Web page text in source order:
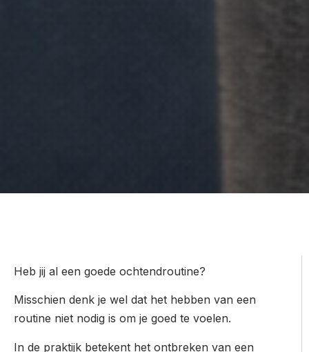
Heb jij al een goede ochtendroutine?
Misschien denk je wel dat het hebben van een
routine niet nodig is om je goed te voelen.
In de praktijk betekent het ontbreken van een